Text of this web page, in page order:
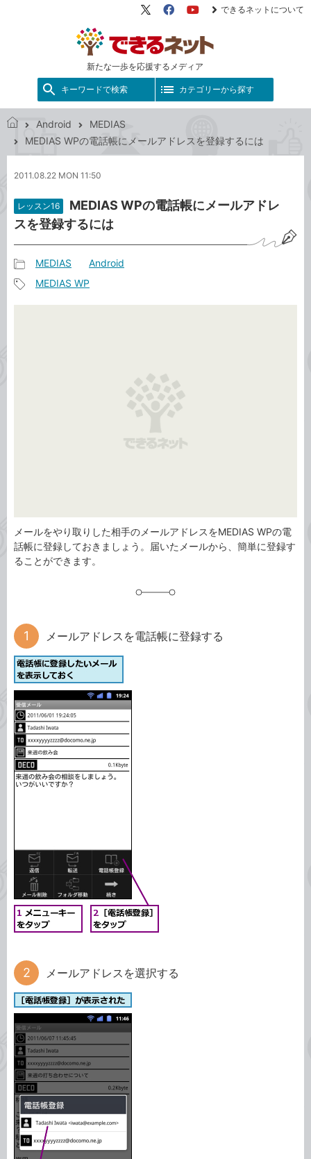
新たな一歩を応援するメディア
X（旧
FacebookYouTube
できるネットについて
キーワードで検索 カテゴリーから探す
で
ネ
ト
Android
MEDIAS
MEDIAS WPの電話帳にメールアドレスを登録するには
2011.08.22 MON 11:50
レッスン16
MEDIAS WPの電話帳にメールアドレ
スを登録するには
事
カ
MEDIAS Android
MEDIAS WP
メールをやり取りした相手のメールアドレスをMEDIAS WPの電
話帳に登録しておきましょう。届いたメールから、簡単に登録す
ることができます。
メールアドレスを電話帳に登録する
メールアドレスを選択する